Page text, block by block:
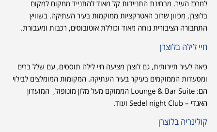
למרכז העיר. מבחינת התניידות קל מאוד להתנייד ממקום למקום
בלוצרן, מכיוון שרוב האטרקציות ממוקמות בעיר העתיקה. בשוויץ
התחבורה הציבורית נוחה מאוד וכוללת אוטובוסים, רכבות ומעבורת.
חיי לילה בלוצרן
כיאה לעיר תיירותית, גם לוצרן מציעה חיי לילה תוססים, עם שלל ברים
ומסעדות הממוקמים בעיקר בעיר העתיקה. המקומות המומלצים לבילוי
הם: Lounge & Bar Suite הממוקם מעל מלון מונופול, המועדון
האגדי – Sedel night Club ועוד.
קולינריה בלוצרן